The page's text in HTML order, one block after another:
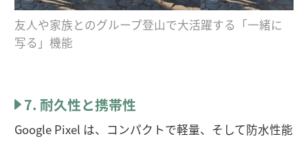
友人や家族とのグループ登山で大活躍する「一緒に
写る」機能
7. 耐久性と携帯性
Google Pixel は、コンパクトで軽量、そして防水性能